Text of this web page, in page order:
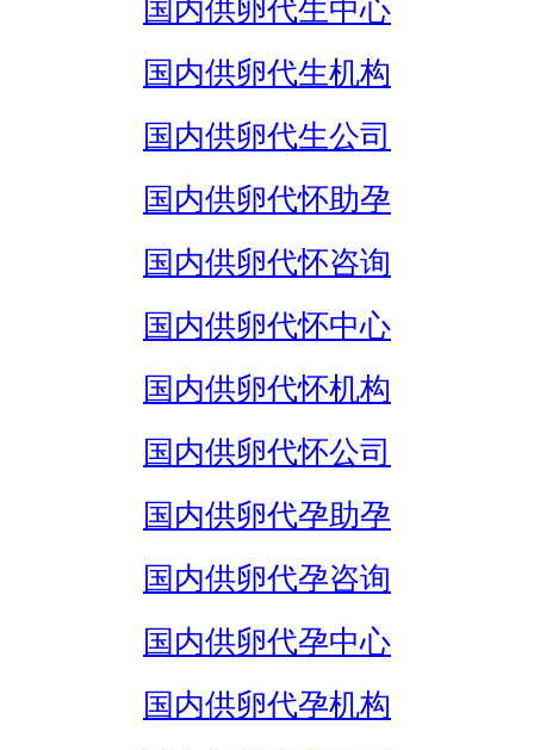
国内供卵代生中心
国内供卵代生机构
国内供卵代生公司
国内供卵代怀助孕
国内供卵代怀咨询
国内供卵代怀中心
国内供卵代怀机构
国内供卵代怀公司
国内供卵代孕助孕
国内供卵代孕咨询
国内供卵代孕中心
国内供卵代孕机构